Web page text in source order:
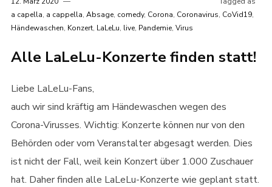
a capella, a cappella, Absage, comedy, Corona, Coronavirus, CoVid19,
Händewaschen, Konzert, LaLeLu, live, Pandemie, Virus
Alle LaLeLu-Konzerte finden statt!
Liebe LaLeLu-Fans,
auch wir sind kräftig am Händewaschen wegen des
Corona-Virusses. Wichtig: Konzerte können nur von den
Behörden oder vom Veranstalter abgesagt werden. Dies
ist nicht der Fall, weil kein Konzert über 1.000 Zuschauer
hat. Daher finden alle LaLeLu-Konzerte wie geplant statt.